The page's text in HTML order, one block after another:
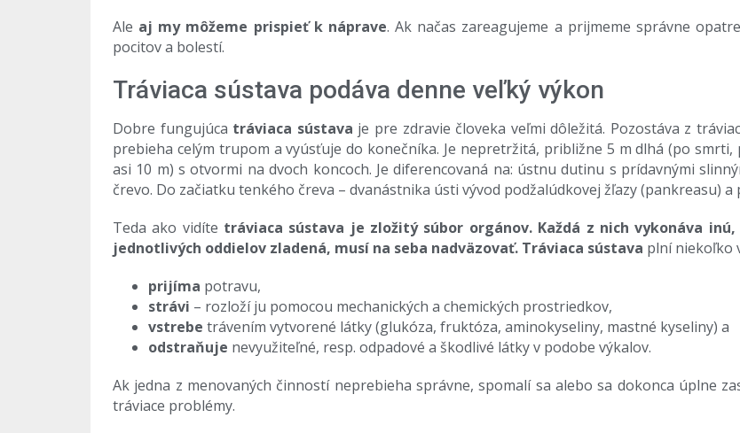
Ale aj my môžeme prispieť k náprave. Ak načas zareagujeme a prijmeme správne
pocitov a bolestí.
Tráviaca sústava podáva denne veľký výkon
Dobre fungujúca tráviaca sústava je pre zdravie človeka veľmi dôležitá. Pozostáva z
prebieha celým trupom a vyúsťuje do konečníka. Je nepretržitá, približne 5 m dlhá (po
asi 10 m) s otvormi na dvoch koncoch. Je diferencovaná na: ústnu dutinu s prídavnými
črevo. Do začiatku tenkého čreva – dvanástnika ústi vývod podžalúdkovej žľazy (pankreasu) a
Teda ako vidíte tráviaca sústava je zložitý súbor orgánov. Každá z nich vykonáva
jednotlivých oddielov zladená, musí na seba nadväzovať. Tráviaca sústava plní niekoľko
prijíma potravu,
strávi – rozloží ju pomocou mechanických a chemických prostriedkov,
vstrebe trávením vytvorené látky (glukóza, fruktóza, aminokyseliny, mastné kyseliny) a
odstraňuje nevyužiteľné, resp. odpadové a škodlivé látky v podobe výkalov.
Ak jedna z menovaných činností neprebieha správne, spomalí sa alebo sa dokonca úplne
tráviace problémy.